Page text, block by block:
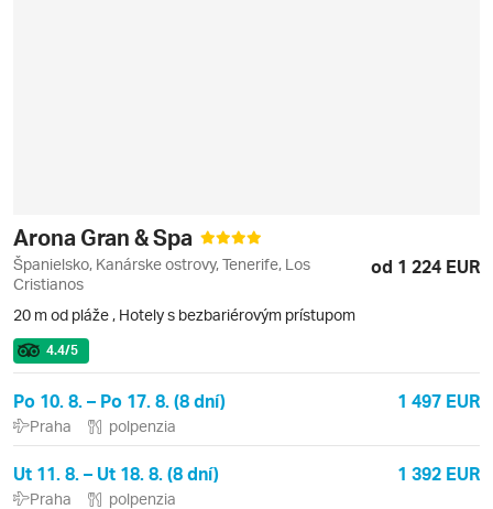
Arona Gran & Spa
Španielsko, Kanárske ostrovy, Tenerife, Los
Cristianos
od 1 224 EUR
20 m od pláže , Hotely s bezbariérovým prístupom
4.4/5
Po 10. 8. – Po 17. 8. (8 dní) 1 497 EUR
Praha polpenzia
Ut 11. 8. – Ut 18. 8. (8 dní) 1 392 EUR
Praha polpenzia